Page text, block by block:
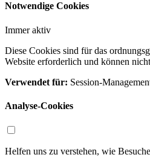
Notwendige Cookies
Immer aktiv
Diese Cookies sind für das
Website erforderlich und können
Verwendet für: Session-
Analyse-Cookies
Helfen uns zu verstehen, wie